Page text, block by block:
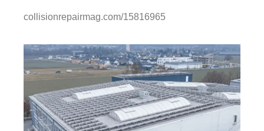
collisionrepairmag.com/15816965